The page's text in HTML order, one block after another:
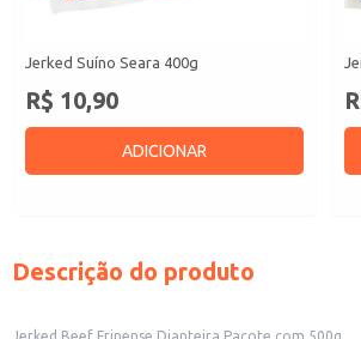
Jerked Suíno Seara 400g
R$ 10,90
ADICIONAR
Descrição do produto